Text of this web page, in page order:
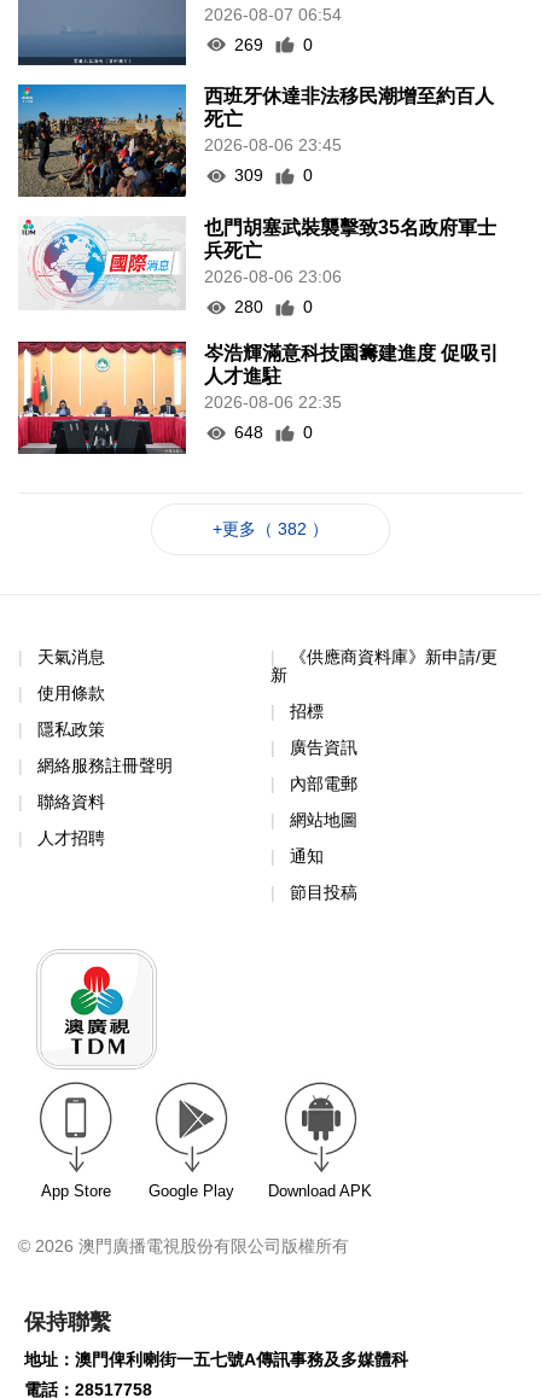
2026-08-07 06:54
269
0
西班牙休達非法移民潮增至約百人
死亡
2026-08-06 23:45
309
0
也門胡塞武裝襲擊致35名政府軍士
兵死亡
2026-08-06 23:06
280
0
岑浩輝滿意科技園籌建進度 促吸引
人才進駐
2026-08-06 22:35
648
0
+更多（ 382 ）
天氣消息
使用條款
隱私政策
網絡服務註冊聲明
聯絡資料
人才招聘
《供應商資料庫》新申請/更
新
招標
廣告資訊
內部電郵
網站地圖
通知
節目投稿
App Store Google Play Download APK
© 2026 澳門廣播電視股份有限公司版權所有
保持聯繫
地址：澳門俾利喇街一五七號A傳訊事務及多媒體科
電話：28517758